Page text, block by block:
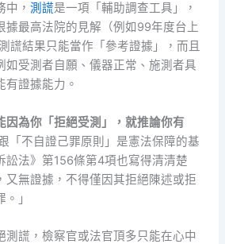
中，測謊是一項「輔助調查工具」，
據最高法院的見解（例如99年度台上
謊結果只能當作「參考證據」，而且
如受測者自願、儀器正常、施測者具
有證據能力。
因為你「拒絕受測」，就推論你有
「不自證己罪原則」是憲法保障的基
訟法》第156條第4項也寫得清清楚
又無證據，不得僅因其拒絕陳述或拒
」
測謊，檢察官或法官頂多只能在心中